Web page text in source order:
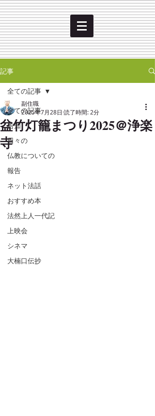
記事
全ての記事
告知
日々の
仏教についての
報告
ネット法話
おすすめ本
法然上人一代記
上映会
シネマ
大楠口伝抄
全ての記事
盆竹灯籠まつり2025＠浄楽
寺
副住職
2025年7月28日 読了時間: 2分